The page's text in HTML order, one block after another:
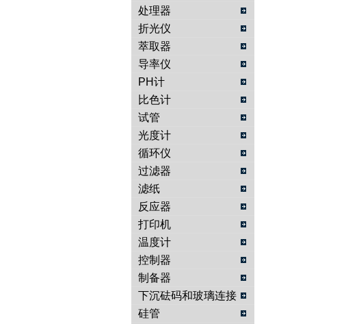
处理器
折光仪
萃取器
导率仪
PH计
比色计
试管
光度计
循环仪
过滤器
滤纸
反应器
打印机
温度计
控制器
制备器
下沉砝码和玻璃连接
物
硅管